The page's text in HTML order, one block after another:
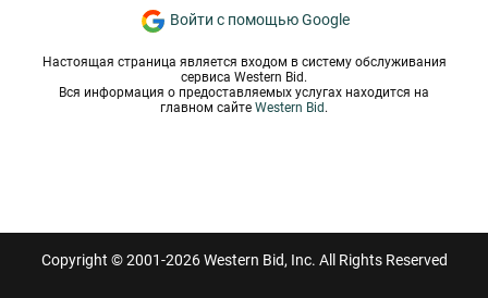
Войти с помощью Google
Настоящая страница является входом в систему обслуживания
сервиса Western Bid.
Вся информация о предоставляемых услугах находится на
главном сайте Western Bid.
Copyright © 2001-2026 Western Bid, Inc. All Rights Reserved